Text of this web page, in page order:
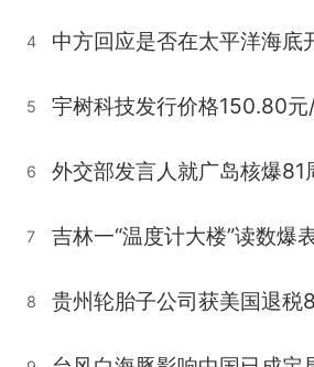
4
5 宇树科技发行价格150.80元
6
7 吉林一“温度计大楼”读数爆
8